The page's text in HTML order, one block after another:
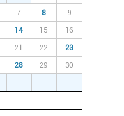
7 8 9
14 15 16
21 22 23
28 29 30